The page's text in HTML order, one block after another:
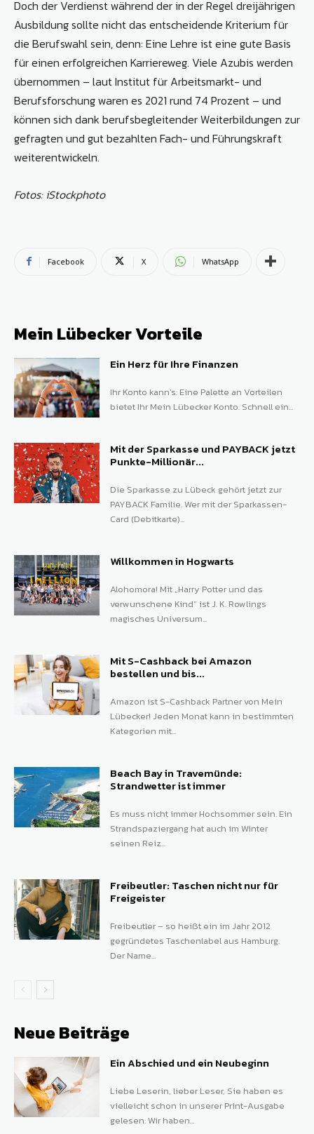
Doch der Verdienst während der in der Regel dreijährigen
Ausbildung sollte nicht das entscheidende Kriterium für
die Berufswahl sein, denn: Eine Lehre ist eine gute Basis
für einen erfolgreichen Karriereweg. Viele Azubis werden
übernommen – laut Institut für Arbeitsmarkt- und
Berufsforschung waren es 2021 rund 74 Prozent – und
können sich dank berufsbegleitender Weiterbildungen zur
gefragten und gut bezahlten Fach- und Führungskraft
weiterentwickeln.
Fotos: iStockphoto
Facebook X WhatsApp
Mein Lübecker Vorteile
Ein Herz für Ihre Finanzen
Ihr Konto kann’s: Eine Palette an Vorteilen
bietet Ihr Mein Lübecker Konto. Schnell ein...
Mit der Sparkasse und PAYBACK jetzt
Punkte-Millionär...
Die Sparkasse zu Lübeck gehört jetzt zur
PAYBACK Familie. Wer mit der Sparkassen-
Card (Debitkarte)...
Willkommen in Hogwarts
Alohomora! Mit „Harry Potter und das
verwunschene Kind“ ist J. K. Rowlings
magisches Universum...
Mit S-Cashback bei Amazon
bestellen und bis...
Amazon ist S-Cashback Partner von Mein
Lübecker! Jeden Monat kann in bestimmten
Kategorien mit...
Beach Bay in Travemünde:
Strandwetter ist immer
Es muss nicht immer Hochsommer sein. Ein
Strandspaziergang hat auch im Winter
seinen Reiz...
Freibeutler: Taschen nicht nur für
Freigeister
Freibeutler – so heißt ein im Jahr 2012
gegründetes Taschenlabel aus Hamburg.
Der Name...
Neue Beiträge
Ein Abschied und ein Neubeginn
Liebe Leserin, lieber Leser, Sie haben es
vielleicht schon in unserer Print-Ausgabe
gelesen: Wir haben...